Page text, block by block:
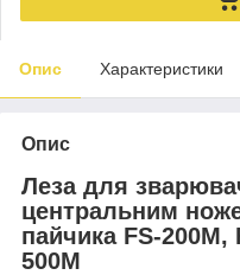
Опис Характеристики
Опис
Леза для
центральним
пайчика FS-200M,
500M